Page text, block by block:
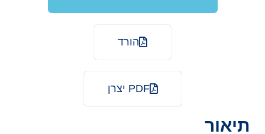
הורד
PDF יצרן
תיאור